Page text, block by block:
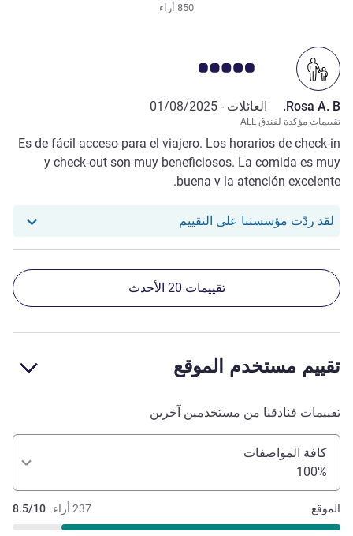
850 أراء
ملاحظة أراء العملاء 5.0/5
Rosa A. B. العائلات - 01/08/2025
تقييمات مؤكدة لفندق ALL
Es de fácil acceso para el viajero. Los horarios de check-in
y check-out son muy beneficiosos. La comida es muy
buena y la atención excelente.
لقد ردّت مؤسستنا على التقييم استجاب فندقنا للمراجعة من Rosa A. B.
تقييمات 20 الأحدث
تقييم مستخدم الموقع
تقييمات فنادقنا من مستخدمين آخرين
كافة المواصفات
100%
237 أراء 8.5/10 الموقع